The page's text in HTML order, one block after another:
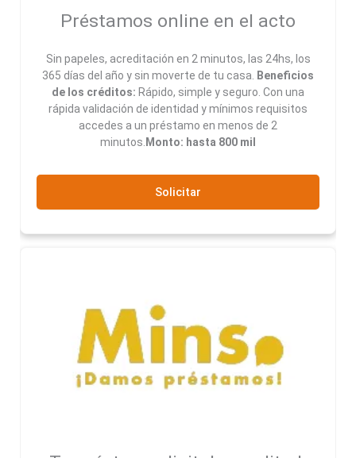
Préstamos online en el acto
Sin papeles, acreditación en 2 minutos, las 24hs, los
365 días del año y sin moverte de tu casa.
Beneficios
de los créditos: Rápido, simple y seguro. Con una
rápida validación de identidad y mínimos requisitos
accedes a un préstamo en menos de 2
minutos. Monto: hasta 800 mil
Solicitar